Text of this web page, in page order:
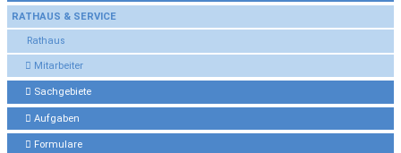
RATHAUS & SERVICE
Rathaus
Mitarbeiter
Sachgebiete
Aufgaben
Formulare